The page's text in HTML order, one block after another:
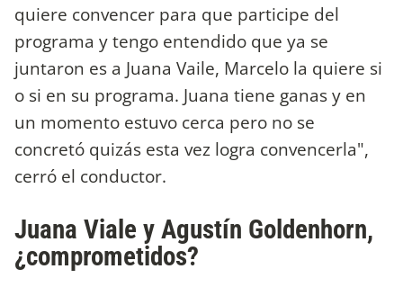
quiere convencer para que participe del
programa y tengo entendido que ya se
juntaron es a Juana Vaile, Marcelo la quiere si
o si en su programa. Juana tiene ganas y en
un momento estuvo cerca pero no se
concretó quizás esta vez logra convencerla",
cerró el conductor.
Juana Viale y Agustín Goldenhorn,
¿comprometidos?